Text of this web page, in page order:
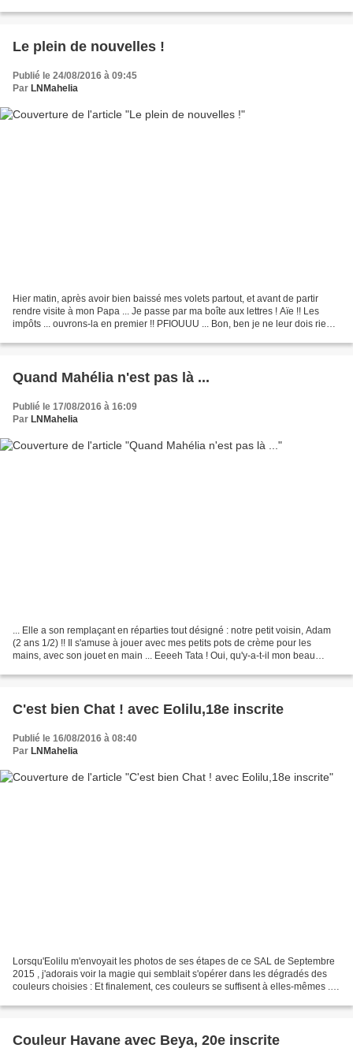
Le plein de nouvelles !
Publié le 24/08/2016 à 09:45
Par LNMahelia
Hier matin, après avoir bien baissé mes volets partout, et avant de partir
rendre visite à mon Papa ... Je passe par ma boîte aux lettres ! Aïe !! Les
impôts ... ouvrons-la en premier !! PFIOUUU ... Bon, ben je ne leur dois rien !
Quand Mahélia n'est pas là ...
Publié le 17/08/2016 à 16:09
Par LNMahelia
... Elle a son remplaçant en réparties tout désigné : notre petit voisin, Adam
(2 ans 1/2) !! Il s'amuse à jouer avec mes petits pots de crème pour les
mains, avec son jouet en main ... Eeeeh Tata ! Oui, qu'y-a-t-il mon beau
C'est bien Chat ! avec Eolilu,18e inscrite
Publié le 16/08/2016 à 08:40
Par LNMahelia
Lorsqu'Eolilu m'envoyait les photos de ses étapes de ce SAL de Septembre
2015 , j'adorais voir la magie qui semblait s'opérer dans les dégradés des
couleurs choisies : Et finalement, ces couleurs se suffisent à elles-mêmes ...
Couleur Havane avec Beya, 20e inscrite